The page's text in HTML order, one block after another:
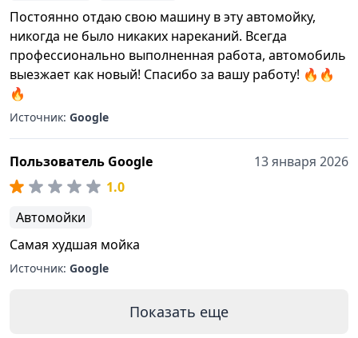
Постоянно отдаю свою машину в эту автомойку,
никогда не было никаких нареканий. Всегда
профессионально выполненная работа, автомобиль
выезжает как новый! Спасибо за вашу работу! 🔥🔥
🔥
Источник: Google
Пользователь Google
13 января 2026
1.0
Автомойки
Самая худшая мойка
Источник: Google
Показать еще